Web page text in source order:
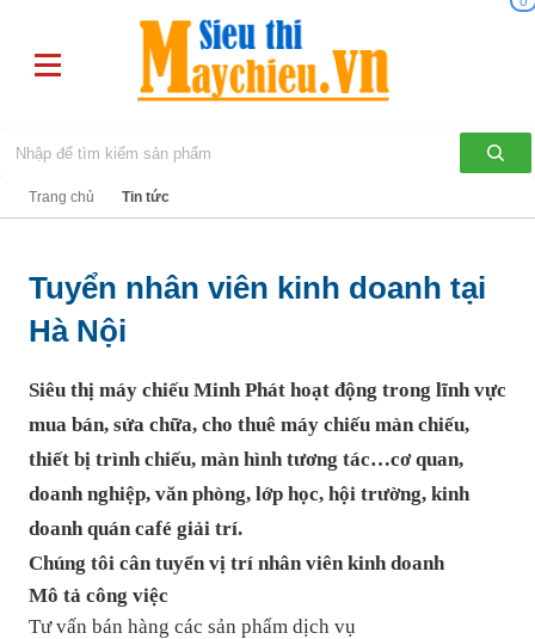
Trang chủ Tin tức
Tuyển nhân viên kinh doanh tại
Hà Nội
Siêu thị máy chiếu Minh Phát hoạt động trong lĩnh vực
mua bán, sửa chữa, cho thuê máy chiếu màn chiếu,
thiết bị trình chiếu, màn hình tương tác…cơ quan,
doanh nghiệp, văn phòng, lớp học, hội trường, kinh
doanh quán café giải trí.
Chúng tôi cân tuyển vị trí nhân viên kinh doanh
Mô tả công việc
Tư vấn bán hàng các sản phẩm dịch vụ